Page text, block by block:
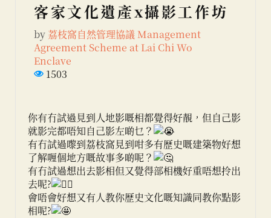
客家文化遺產x攝影工作坊
by 荔枝窩自然管理協議 Management
Agreement Scheme at Lai Chi Wo
Enclave
1503
你有冇試過見到人地影嘅相都覺得好靚，但自己影
就影完都唔知自己影左啲乜？
有冇試過嚟到荔枝窩見到咁多有歷史嘅建築物好想
了解喱個地方嘅故事多啲呢？
有冇試過想出去影相但又覺得部相機好重唔想拎出
去呢?
會唔會好想又有人教你歷史文化嘅知識同教你點影
相呢?